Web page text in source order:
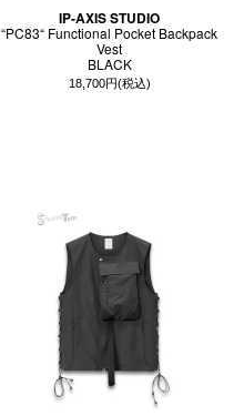
IP-AXIS STUDIO
“PC83“ Functional Pocket Backpack
Vest
BLACK
18,700円(税込)